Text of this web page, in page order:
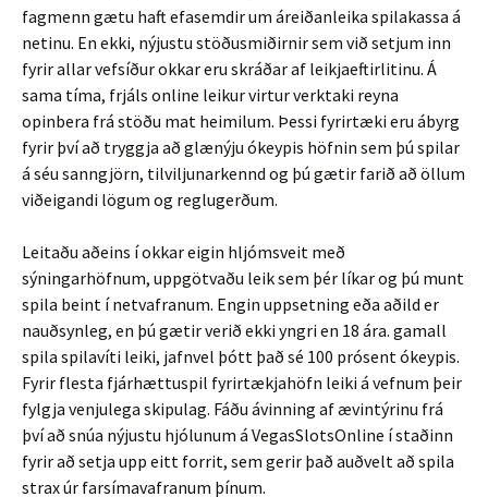
fagmenn gætu haft efasemdir um áreiðanleika spilakassa á
netinu. En ekki, nýjustu stöðusmiðirnir sem við setjum inn
fyrir allar vefsíður okkar eru skráðar af leikjaeftirlitinu. Á
sama tíma, frjáls online leikur virtur verktaki reyna
opinbera frá stöðu mat heimilum. Þessi fyrirtæki eru ábyrg
fyrir því að tryggja að glænýju ókeypis höfnin sem þú spilar
á séu sanngjörn, tilviljunarkennd og þú gætir farið að öllum
viðeigandi lögum og reglugerðum.
Leitaðu aðeins í okkar eigin hljómsveit með
sýningarhöfnum, uppgötvaðu leik sem þér líkar og þú munt
spila beint í netvafranum. Engin uppsetning eða aðild er
nauðsynleg, en þú gætir verið ekki yngri en 18 ára. gamall
spila spilavíti leiki, jafnvel þótt það sé 100 prósent ókeypis.
Fyrir flesta fjárhættuspil fyrirtækjahöfn leiki á vefnum þeir
fylgja venjulega skipulag. Fáðu ávinning af ævintýrinu frá
því að snúa nýjustu hjólunum á VegasSlotsOnline í staðinn
fyrir að setja upp eitt forrit, sem gerir það auðvelt að spila
strax úr farsímavafranum þínum.